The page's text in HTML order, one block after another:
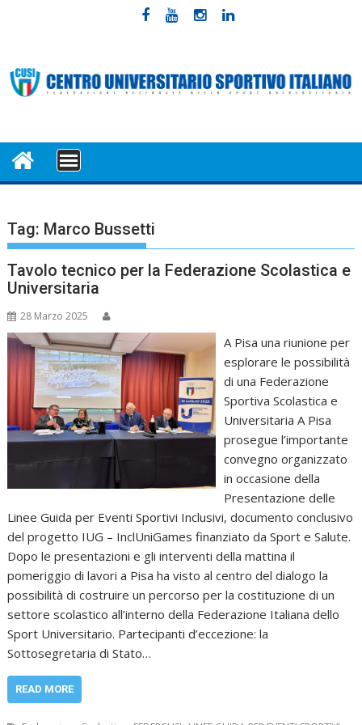
MENU
Tag: Marco Bussetti
Tavolo tecnico per la Federazione Scolastica e
Universitaria
28 Marzo 2025
A Pisa una riunione per
esplorare le possibilità
di una Federazione
Sportiva Scolastica e
Universitaria A Pisa
prosegue l’importante
convegno organizzato
in occasione della
Presentazione delle
Linee Guida per Eventi Sportivi Inclusivi, documento conclusivo
del progetto IUG – InclUniGames finanziato da Sport e Salute.
Dopo le presentazioni e gli interventi della mattina il
pomeriggio di lavori a Pisa ha visto al centro del dialogo la
possibilità di costruire un percorso per la costituzione di un
settore scolastico all’interno della Federazione Italiana dello
Sport Universitario. Partecipanti d’eccezione: la
Sottosegretaria di Stato…
READ MORE